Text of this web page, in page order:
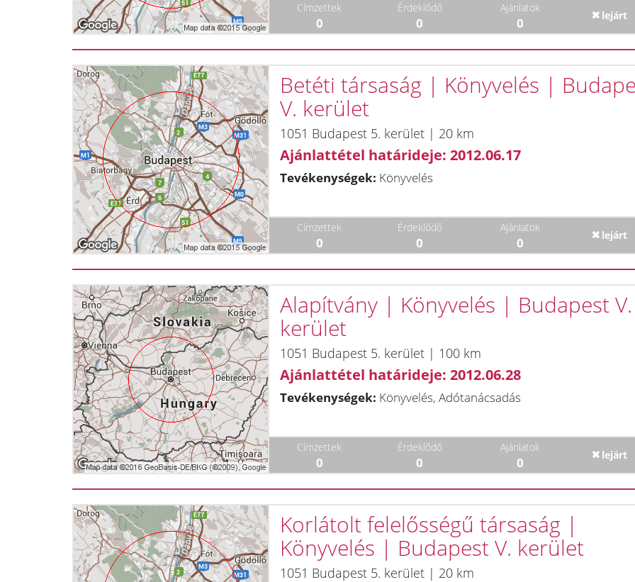
Címzettek
0
Érdeklődő
0
Ajánlatok
0 lejárt
Betéti társaság | Könyvelés |
V. kerület
1051 Budapest 5. kerület | 20 km
Ajánlattétel határideje: 2012.06.17
Tevékenységek: Könyvelés
Címzettek
0
Érdeklődő
0
Ajánlatok
0 lejárt
Alapítvány | Könyvelés | Budapest V.
kerület
1051 Budapest 5. kerület | 100 km
Ajánlattétel határideje: 2012.06.28
Tevékenységek: Könyvelés, Adótanácsadás
Címzettek
0
Érdeklődő
0
Ajánlatok
0 lejárt
Korlátolt felelősségű társaság |
Könyvelés | Budapest V. kerület
1051 Budapest 5. kerület | 20 km